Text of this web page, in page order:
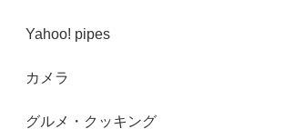
Yahoo! pipes
カメラ
グルメ・クッキング